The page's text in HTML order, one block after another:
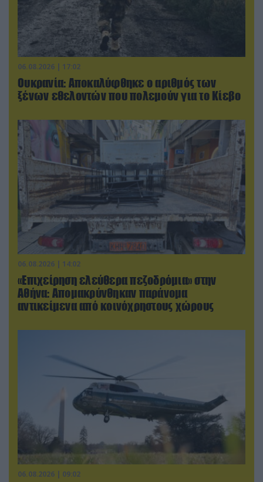
06.08.2026 | 17:02
Ουκρανία: Αποκαλύφθηκε ο αριθμός των
ξένων εθελοντών που πολεμούν για το Κίεβο
06.08.2026 | 14:02
«Επιχείρηση ελεύθερα πεζοδρόμια» στην
Αθήνα: Απομακρύνθηκαν παράνομα
αντικείμενα από κοινόχρηστους χώρους
06.08.2026 | 09:02